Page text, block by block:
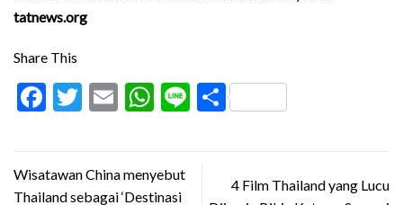
tatnews.org
Share This
Facebook
Twitter
EmailWhatsApp
LineShare
Wisatawan China menyebut
Thailand sebagai ‘Destinasi
4 Film Thailand yang Lucu